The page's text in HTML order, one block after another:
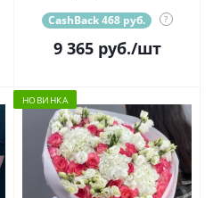
CashBack 468 руб. ?
9 365руб./шт
НОВИНКА